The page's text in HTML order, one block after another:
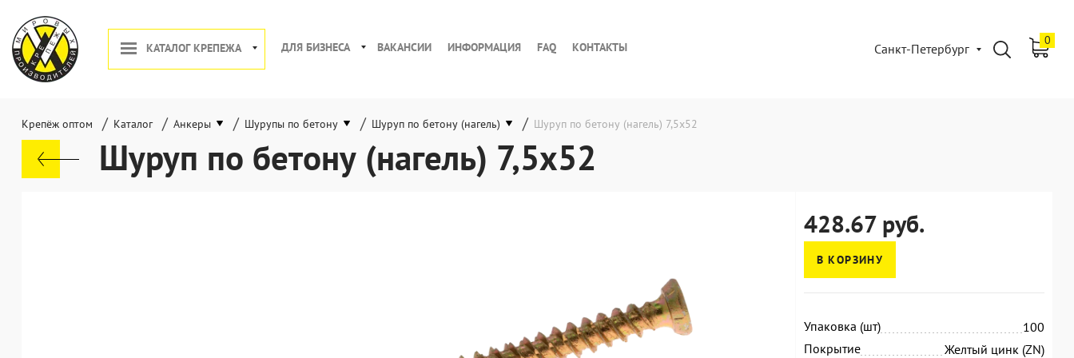
КАТАЛОГ КРЕПЕЖА ДЛЯ БИЗНЕСА ВАКАНСИИ ИНФОРМАЦИЯ FAQ КОНТАКТЫ Санкт-Петербург
0
Крепёж оптом / Каталог / Анкеры / Шурупы по бетону / Шуруп по бетону (нагель) / Шуруп по бетону (нагель) 7,5x52
Шуруп по бетону (нагель) 7,5x52
428.67 руб.
В КОРЗИНУ
Упаковка (шт)
100
Покрытие
Желтый цинк (ZN)